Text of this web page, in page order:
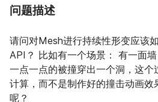
问题描述
请问对Mesh进行持续性形变应该
API？ 比如有一个场景： 有一面
一点一点的被撞穿出一个洞，这个
计算，而不是制作好的撞击动画效
呢？